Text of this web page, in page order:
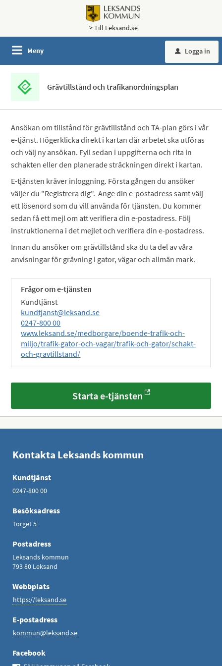
> Till Leksand.se
Meny u Logga in
Grävtillstånd och trafikanordningsplan
Ansökan om tillstånd för grävtillstånd och TA-plan görs i vår
e-tjänst. Högerklicka direkt i kartan där arbetet ska utföras
och välj ny ansökan. Fyll sedan i uppgifterna och rita in
schakten eller den planerade sträckningen direkt i kartan.
E-tjänsten kräver inloggning. Första gången du ansöker
väljer du "Registrera dig". Ange din e-postadress samt välj
ett lösenord som du vill använda för tjänsten. Du kommer
sedan få ett mejl om att verifiera din e-postadress. Följ
instruktionerna i det mejlet och verifiera din e-postadress.
Innan du ansöker om grävtillstånd ska du ta del av våra
anvisningar för grävning i gator, vägar och allmän mark.
Frågor om e-tjänsten
Kundtjänst
kundtjanst@leksand.se
0247-800 00
www.leksand.se/medborgare/boende-trafik-och-
miljo/trafik-gator-och-vagar/trafik-och-gator/schakt-
och-gravtillstand/
Starta e-tjänsten
Kontakta Leksands kommun
Kundtjänst
0247-800 00
Besöksadress
Torget 5
Postadress
Leksands kommun
793 80 Leksand
Webbplats
https://leksand.se
E-postadress
kommun@leksand.se
Facebook